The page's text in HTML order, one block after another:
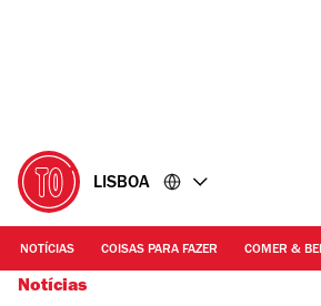
LISBOA
NOTÍCIAS COISAS PARA FAZER COMER &
Notícias